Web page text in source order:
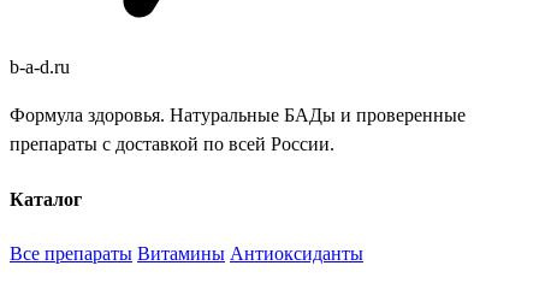
b-a-d.ru
Формула здоровья. Натуральные БАДы и проверенные
препараты с доставкой по всей России.
Каталог
Все препараты Витамины Антиоксиданты